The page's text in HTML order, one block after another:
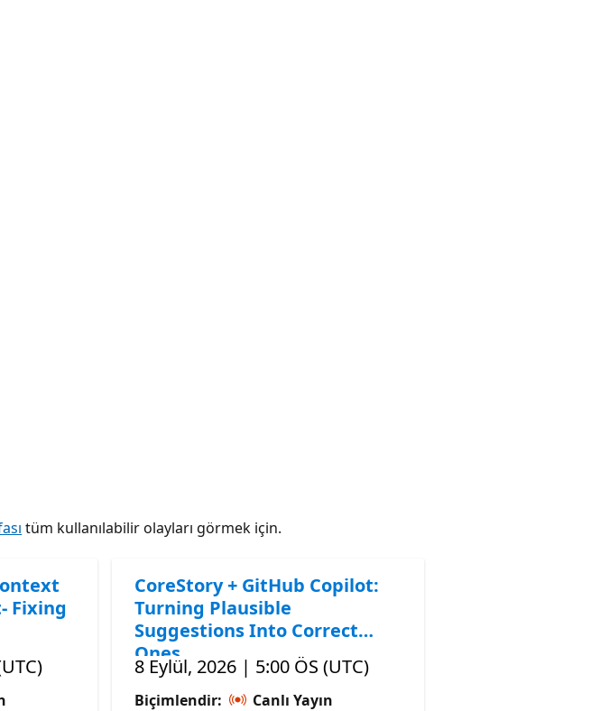
tüm kullanılabilir olayları görmek için.
Fixing
CoreStory + GitHub Copilot:
Turning Plausible
Suggestions Into Correct
Ones
8 Eylül, 2026 | 5:00 ÖS (UTC)
Biçimlendir:
Canlı Yayın